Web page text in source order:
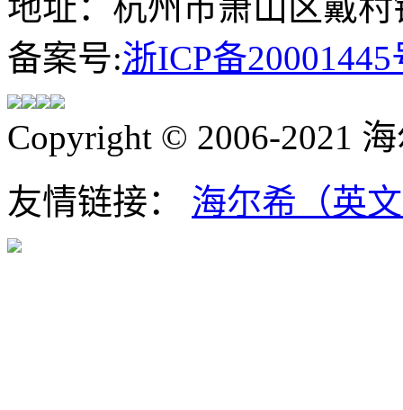
备案号:浙ICP备20001445
Copyright © 2006-2021
友情链接： 海尔希（英